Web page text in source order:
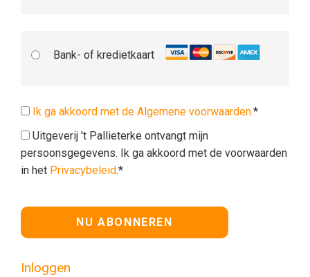
Bank- of kredietkaart
Ik ga akkoord met de Algemene voorwaarden.*
Uitgeverij 't Pallieterke ontvangt mijn
persoonsgegevens. Ik ga akkoord met de voorwaarden
in het Privacybeleid.*
Geen waarde
Inloggen